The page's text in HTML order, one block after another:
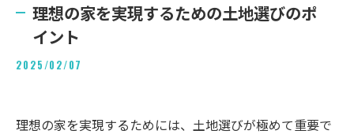
理想の家を実現するための土地選びのポ
イント
2025/02/07
理想の家を実現するためには、土地選びが極めて重要で